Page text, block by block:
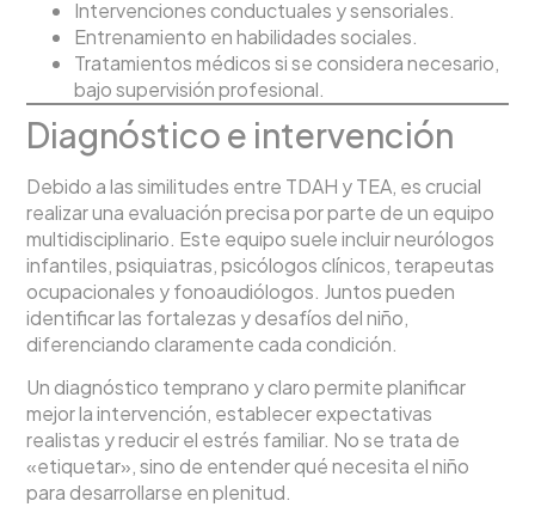
Intervenciones conductuales y sensoriales.
Entrenamiento en habilidades sociales.
Tratamientos médicos si se considera necesario,
bajo supervisión profesional.
Diagnóstico e intervención
Debido a las similitudes entre TDAH y TEA, es crucial
realizar una evaluación precisa por parte de un equipo
multidisciplinario. Este equipo suele incluir neurólogos
infantiles, psiquiatras, psicólogos clínicos, terapeutas
ocupacionales y fonoaudiólogos. Juntos pueden
identificar las fortalezas y desafíos del niño,
diferenciando claramente cada condición.
Un diagnóstico temprano y claro permite planificar
mejor la intervención, establecer expectativas
realistas y reducir el estrés familiar. No se trata de
«etiquetar», sino de entender qué necesita el niño
para desarrollarse en plenitud.